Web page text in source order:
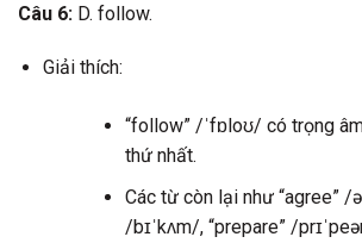
Câu 6: D. follow.
Giải thích:
“follow” /ˈfɒloʊ/ có trọng
thứ nhất.
Các từ còn lại như “agree” /
/bɪˈkʌm/, “prepare” /